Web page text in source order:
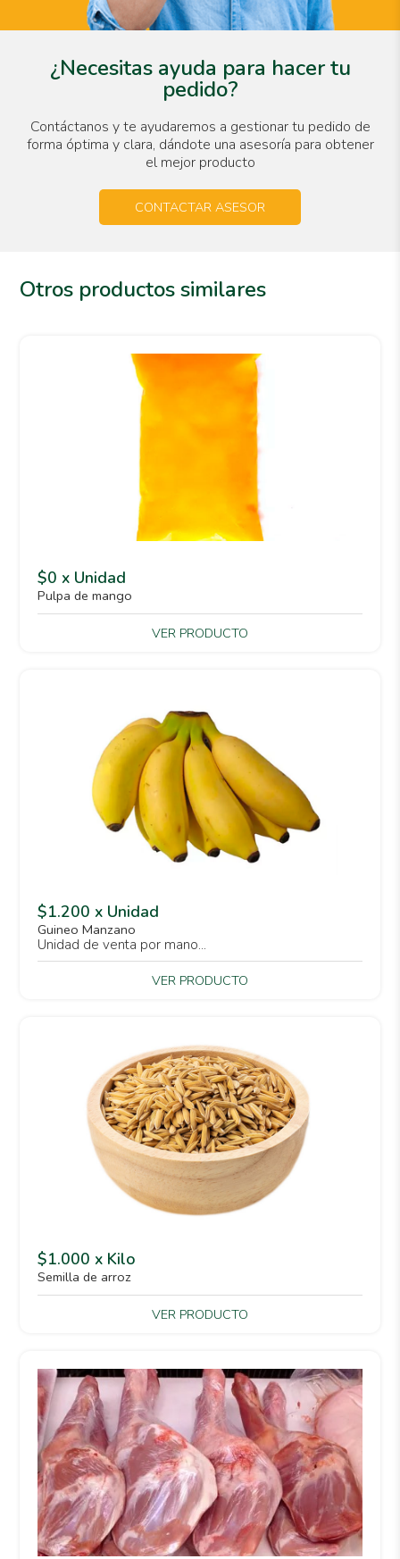
¿Necesitas ayuda para hacer tu
pedido?
Contáctanos y te ayudaremos a gestionar tu pedido de
forma óptima y clara, dándote una asesoría para obtener
el mejor producto
CONTACTAR ASESOR
Otros productos similares
$0 x Unidad
Pulpa de mango
VER PRODUCTO
$1.200 x Unidad
Guineo Manzano
Unidad de venta por mano...
VER PRODUCTO
$1.000 x Kilo
Semilla de arroz
VER PRODUCTO